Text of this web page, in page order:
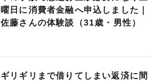
曜日に消費者金融へ申込しました｜
佐藤さんの体験談（31歳・男性）
ギリギリまで借りてしまい返済に間